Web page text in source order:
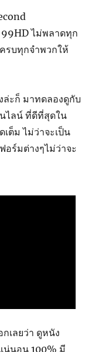
99HD ไม่พลาดทุก
รบทุกจำพวกให้
ะก็ มาทดลองดูกับ
ไลน์ ที่ดีที่สุดใน
ต็ม ไม่ว่าจะเป็น
อร์มต่างๆไม่ว่าจะ
เลยว่า ดูหนัง
น่นอน 100% มี